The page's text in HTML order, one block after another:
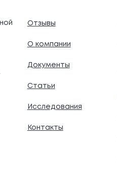
Отзывы
О компании
Документы
Статьи
Исследования
Контакты